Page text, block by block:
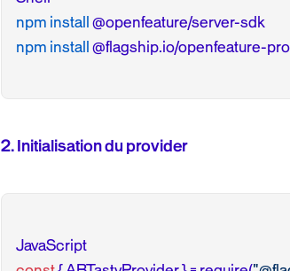
npm install
npm install
2. Initialisation du provider